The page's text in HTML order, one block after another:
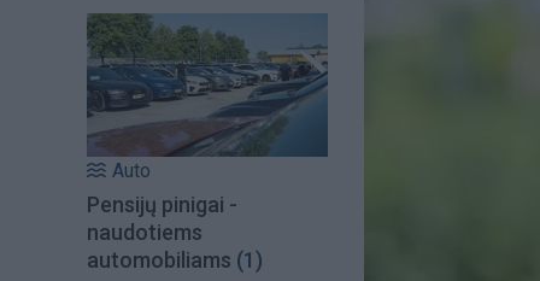
Auto
Pensijų pinigai -
naudotiems
automobiliams (1)